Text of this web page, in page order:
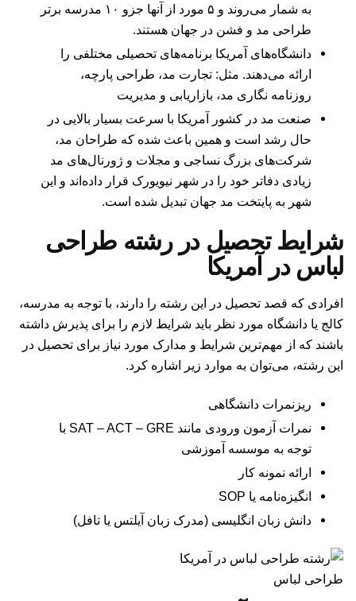
به شمار می‌روند و ۵ مورد از آنها جزو ۱۰ مدرسه برتر
طراحی مد و فشن در جهان هستند.
دانشگاه‌های آمریکا برنامه‌های تحصیلی مختلفی را
ارائه می‌دهند. مثل: تجارت مد، طراحی پارچه،
روزنامه نگاری مد، بازاریابی و مدیریت
صنعت مد در کشور آمریکا با سرعت بسیار بالایی در
حال رشد است و همین باعث شده که طراحان مد،
شرکت‌های بزرگ نساجی و مجلات و ژورنال‌های مد
زیادی دفاتر خود را در شهر نیویورک قرار داده‌اند و این
شهر به پایتخت مد جهان تبدیل شده است.
شرایط تحصیل در رشته طراحی
لباس در آمریکا
افرادی که قصد تحصیل در این رشته را دارند، با توجه به مدرسه،
کالج یا دانشگاه مورد نظر باید شرایط لازم را برای پذیرش داشته
باشند که از مهم‌ترین شرایط و مدارک مورد نیاز برای تحصیل در
این رشته، می‌توان به موارد زیر اشاره کرد.
ریزنمرات دانشگاهی
نمرات آزمون ورودی مانند SAT – ACT – GRE با
توجه به موسسه آموزشی
ارائه نمونه کار
انگیزه‌نامه یا SOP
دانش زبان انگلیسی (مدرک زبان آیلتس یا تافل)
طراحی لباس